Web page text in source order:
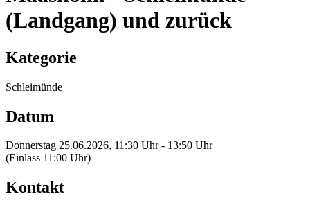
(Landgang) und zurück
Kategorie
Schleimünde
Datum
Donnerstag 25.06.2026, 11:30 Uhr - 13:50 Uhr
(Einlass 11:00 Uhr)
Kontakt